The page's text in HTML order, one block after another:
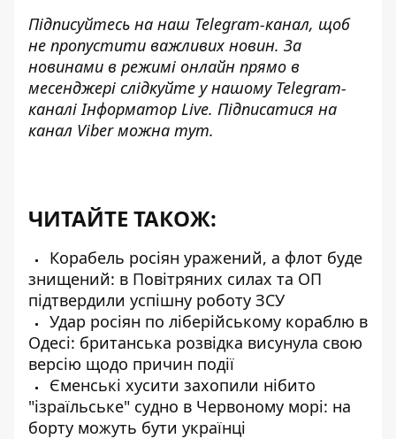
Підписуйтесь на наш Telegram-канал, щоб
не пропустити важливих новин. За
новинами в режимі онлайн прямо в
месенджері слідкуйте у нашому Telegram-
каналіІнформатор Live. Підписатися на
канал Viber можна тут.
ЧИТАЙТЕ ТАКОЖ:
Корабель росіян уражений, а флот буде
знищений: в Повітряних силах та ОП
підтвердили успішну роботу ЗСУ
Удар росіян по ліберійському кораблю в
Одесі: британська розвідка висунула свою
версію щодо причин події
Єменські хусити захопили нібито
"ізраїльське" судно в Червоному морі: на
борту можуть бути українці